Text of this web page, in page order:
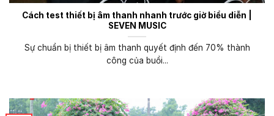
Cách test thiết bị âm thanh nhanh trước giờ biểu diễn |
SEVEN MUSIC
Sự chuẩn bị thiết bị âm thanh quyết định đến 70% thành
công của buổi...